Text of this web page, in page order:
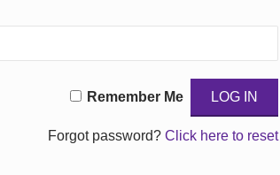
Remember Me
Forgot password?Click here to reset